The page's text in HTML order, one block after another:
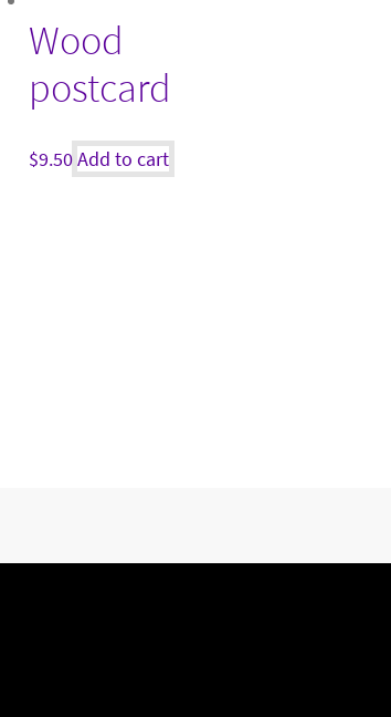
Wood
postcard
$9.50Add to cart